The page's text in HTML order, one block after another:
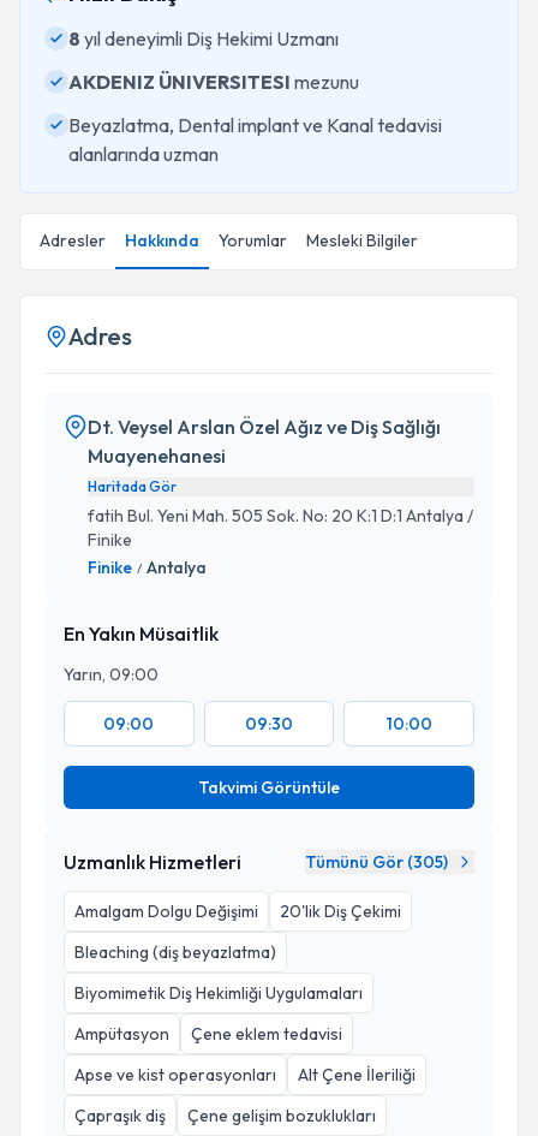
8 yıl deneyimli Diş Hekimi Uzmanı
AKDENIZ ÜNIVERSITESI mezunu
Beyazlatma, Dental implant ve Kanal tedavisi
alanlarında uzman
Adresler Hakkında Yorumlar Mesleki Bilgiler
Adres
Dt. Veysel Arslan Özel Ağız ve Diş Sağlığı
Muayenehanesi
Haritada Gör
fatih Bul. Yeni Mah. 505 Sok. No: 20 K:1 D:1 Antalya /
Finike
Finike / Antalya
En Yakın Müsaitlik
Yarın, 09:00
09:00 09:30 10:00
Takvimi Görüntüle
Uzmanlık Hizmetleri Tümünü Gör (305)
Amalgam Dolgu Değişimi
20'lik Diş Çekimi
Bleaching (diş beyazlatma)
Biyomimetik Diş Hekimliği Uygulamaları
Ampütasyon
Çene eklem tedavisi
Apse ve kist operasyonları
Alt Çene İleriliği
Çapraşık diş
Çene gelişim bozuklukları